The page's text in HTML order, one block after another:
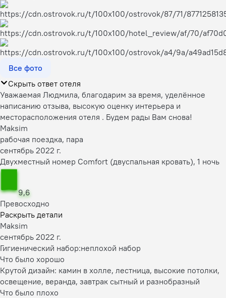
Все фото
Скрыть ответ отеля
Уважаемая Людмила, благодарим за время, уделённое
написанию отзыва, высокую оценку интерьера и
месторасположения отеля . Будем рады Вам снова!
Maksim
рабочая поездка, пара
сентябрь 2022 г.
Двухместный номер Comfort (двуспальная кровать), 1 ночь
9,6
Превосходно
Раскрыть детали
Maksim
сентябрь 2022 г.
Гигиенический набор:неплохой набор
Что было хорошо
Крутой дизайн: камин в холле, лестница, высокие потолки,
освещение, веранда, завтрак сытный и разнобразный
Что было плохо